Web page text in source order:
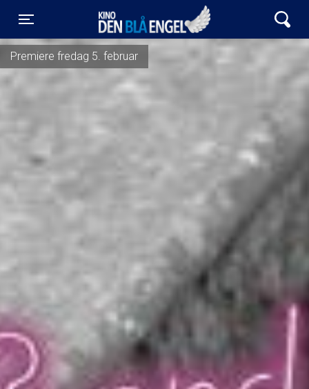
Toggle navigation
Kino Den Blå Engel
Premiere fredag 5. februar